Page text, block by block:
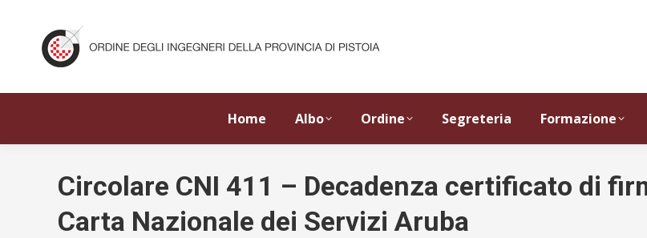
Home Albo Ordine Segreteria Formazione
Circolare CNI 411 – Decadenza certificato di
Carta Nazionale dei Servizi Aruba